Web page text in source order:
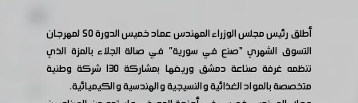
أطلق رئيس مجلس الوزراء المهندس عماد خميس الدورة 50 لمهرجان
التسوق الشهري “صنع في سورية” في صالة الجلاء بالمزة الذي
تنظمه غرفة صناعة دمشق وريفها بمشاركة 130 شركة وطنية
متخصصة بالمواد الغذائية والنسيجية والهندسية والكيميائية.